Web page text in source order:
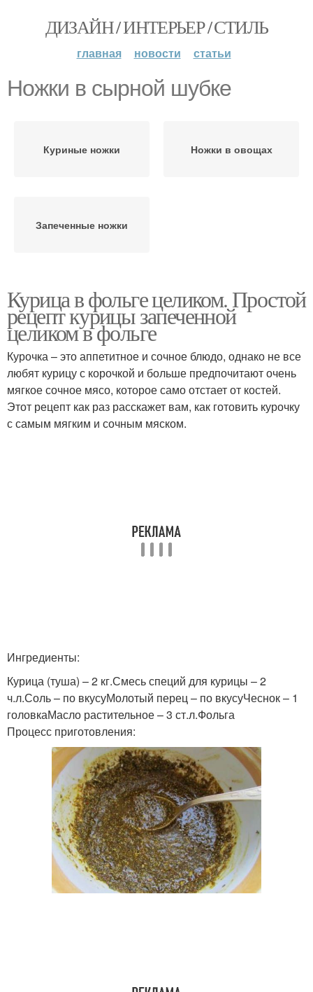
ДИЗАЙН / ИНТЕРЬЕР / СТИЛЬ
главная новости статьи
Ножки в сырной шубке
Куриные ножки Ножки в овощах
Запеченные ножки
Курица в фольге целиком. Простой
рецепт курицы запеченной
целиком в фольге
Курочка – это аппетитное и сочное блюдо, однако не все
любят курицу с корочкой и больше предпочитают очень
мягкое сочное мясо, которое само отстает от костей.
Этот рецепт как раз расскажет вам, как готовить курочку
с самым мягким и сочным мяском.
Ингредиенты:
Курица (туша) – 2 кг.Смесь специй для курицы – 2
ч.л.Соль – по вкусуМолотый перец – по вкусуЧеснок – 1
головкаМасло растительное – 3 ст.л.Фольга
Процесс приготовления: